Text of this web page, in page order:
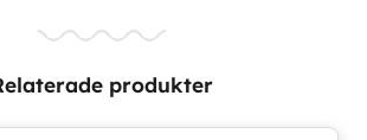
produkter